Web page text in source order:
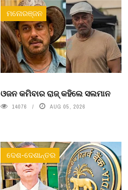
ମନୋରଞ୍ଜନ
ଓଜନ କମିବାର ରାଜ୍ କହିଲେ ସଲମାନ
14076 AUG 05, 2026
ଦେଶ-ଦେଶାନ୍ତର